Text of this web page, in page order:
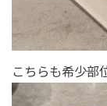
こちらも希少部